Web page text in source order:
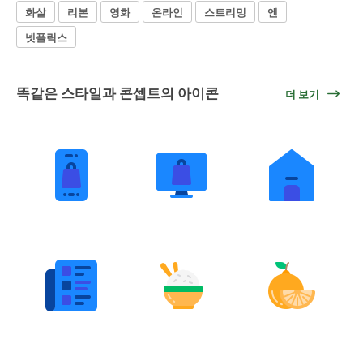
화살 리본 영화 온라인 스트리밍
엔
넷플릭스
똑같은 스타일과 콘셉트의 아이콘 더 보기